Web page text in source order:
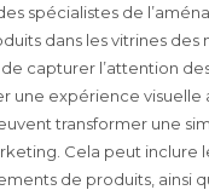
spécialistes de
dans les vitrines des
capturer l’attention
une expérience visuelle
transformer une
Cela peut inclure
de produits, ainsi